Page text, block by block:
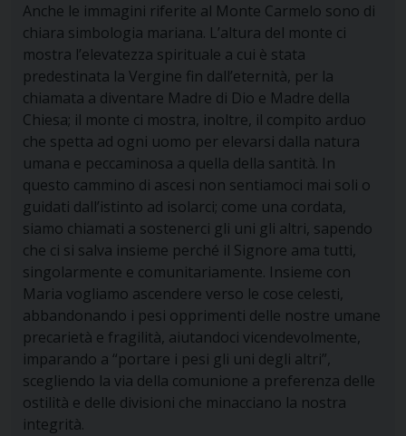
Anche le immagini riferite al Monte Carmelo sono di
chiara simbologia mariana. L’altura del monte ci
mostra l’elevatezza spirituale a cui è stata
predestinata la Vergine fin dall’eternità, per la
chiamata a diventare Madre di Dio e Madre della
Chiesa; il monte ci mostra, inoltre, il compito arduo
che spetta ad ogni uomo per elevarsi dalla natura
umana e peccaminosa a quella della santità. In
questo cammino di ascesi non sentiamoci mai soli o
guidati dall’istinto ad isolarci; come una cordata,
siamo chiamati a sostenerci gli uni gli altri, sapendo
che ci si salva insieme perché il Signore ama tutti,
singolarmente e comunitariamente. Insieme con
Maria vogliamo ascendere verso le cose celesti,
abbandonando i pesi opprimenti delle nostre umane
precarietà e fragilità, aiutandoci vicendevolmente,
imparando a “portare i pesi gli uni degli altri”,
scegliendo la via della comunione a preferenza delle
ostilità e delle divisioni che minacciano la nostra
integrità.